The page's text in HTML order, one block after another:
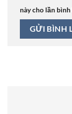
này cho lần